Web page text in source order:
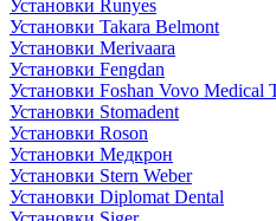
Установки Runyes
Установки Takara Belmont
Установки Merivaara
Установки Fengdan
Установки Foshan Vovo Medical
Установки Stomadent
Установки Roson
Установки Медкрон
Установки Stern Weber
Установки Diplomat Dental